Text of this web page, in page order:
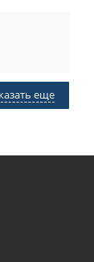
еще